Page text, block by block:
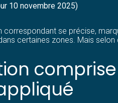
10 novembre 2025)
se précise,
certaines zones. Mais